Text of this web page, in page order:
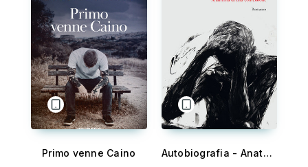
Primo venne Caino Autobiografia - Anatomia di una confessione